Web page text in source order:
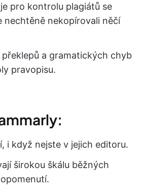
pro kontrolu plagiátů se
nechtěně nekopírovali něčí
a gramatických chyb
pravopisu.
i když nejste v jejich editoru.
širokou škálu běžných